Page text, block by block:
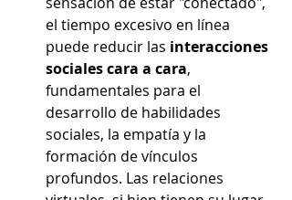
el tiempo excesivo en línea
puede reducir las interacciones
sociales cara a cara,
fundamentales para el
desarrollo de habilidades
sociales, la empatía y la
formación de vínculos
profundos. Las relaciones